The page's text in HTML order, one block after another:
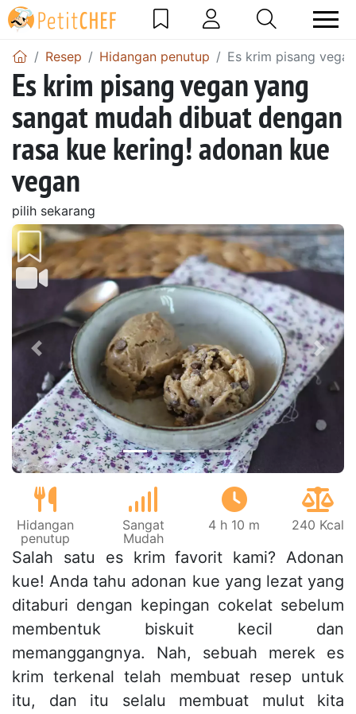
Resep Hidangan penutup Es krim pisang
Es krim pisang vegan yang
sangat mudah dibuat dengan
rasa kue kering! adonan kue
vegan
pilih sekarang
Sebelumnya
Hidangan
penutup
Sangat
Mudah
4 h 10 m 240 Kcal
Salah satu es krim favorit kami? Adonan
kue! Anda tahu adonan kue yang lezat yang
ditaburi dengan kepingan cokelat sebelum
membentuk biskuit kecil dan
memanggangnya. Nah, sebuah merek es
krim terkenal telah membuat resep untuk
itu, dan itu selalu membuat mulut kita